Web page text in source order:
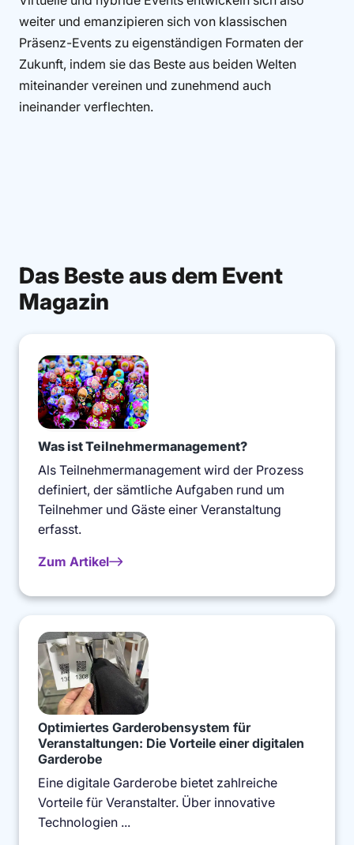
weiter und emanzipieren sich von klassischen
Präsenz-Events zu eigenständigen Formaten der
Zukunft, indem sie das Beste aus beiden Welten
miteinander vereinen und zunehmend auch
ineinander verflechten.
Das Beste aus dem Event
Magazin
Was ist Teilnehmermanagement?
Als Teilnehmermanagement wird der Prozess
definiert, der sämtliche Aufgaben rund um
Teilnehmer und Gäste einer Veranstaltung
erfasst.
Zum Artikel
Optimiertes Garderobensystem für
Veranstaltungen: Die Vorteile einer digitalen
Garderobe
Eine digitale Garderobe bietet zahlreiche
Vorteile für Veranstalter. Über innovative
Technologien ...